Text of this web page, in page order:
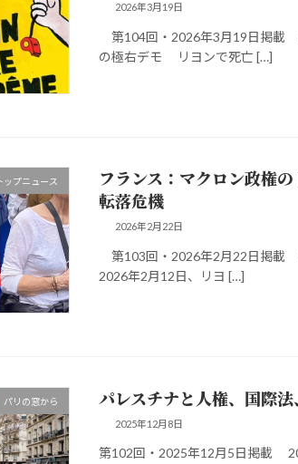
2026年3月19日
第104回・2026年3月19日掲載
の極右デモ リヨンで死亡 […]
ップニュース
フランス：マクロン政権
転落危機
2026年2月22日
第103回・2026年2月22日掲
2026年2月12日、リヨ […]
パリの窓から パレスチナと人権、国際
2025年12月8日
第102回・2025年12月5日掲載